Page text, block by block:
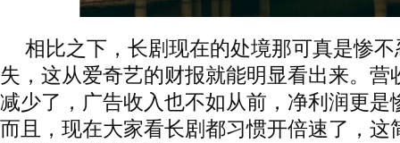
相比之下，长剧现在的处境那可真是惨
失，这从爱奇艺的财报就能明显看出来。营
减少了，广告收入也不如从前，净利润更是
而且，现在大家看长剧都习惯开倍速了，这